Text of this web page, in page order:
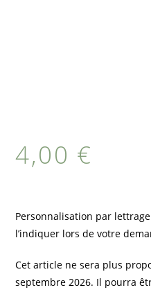
4,00 €
Personnalisation par
l’indiquer lors de votre
Cet article ne sera plus
septembre 2026. Il pourra